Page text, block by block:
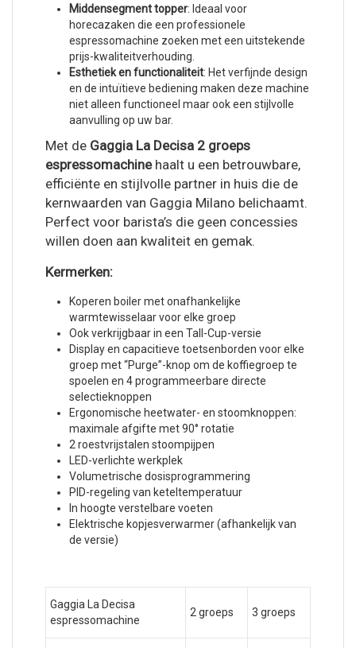
Middensegment topper: Ideaal voor
horecazaken die een professionele
espressomachine zoeken met een uitstekende
prijs-kwaliteitverhouding.
Esthetiek en functionaliteit: Het verfijnde design
en de intuïtieve bediening maken deze machine
niet alleen functioneel maar ook een stijlvolle
aanvulling op uw bar.
Met de Gaggia La Decisa 2 groeps
espressomachinehaalt u een betrouwbare,
efficiënte en stijlvolle partner in huis die de
kernwaarden van Gaggia Milano belichaamt.
Perfect voor barista’s die geen concessies
willen doen aan kwaliteit en gemak.
Kermerken:
Koperen boiler met onafhankelijke
warmtewisselaar voor elke groep
Ook verkrijgbaar in een Tall-Cup-versie
Display en capacitieve toetsenborden voor elke
groep met “Purge”-knop om de koffiegroep te
spoelen en 4 programmeerbare directe
selectieknoppen
Ergonomische heetwater- en stoomknoppen:
maximale afgifte met 90° rotatie
2 roestvrijstalen stoompijpen
LED-verlichte werkplek
Volumetrische dosisprogrammering
PID-regeling van keteltemperatuur
In hoogte verstelbare voeten
Elektrische kopjesverwarmer (afhankelijk van
de versie)
Gaggia La Decisa
espressomachine
2 groeps 3 groeps